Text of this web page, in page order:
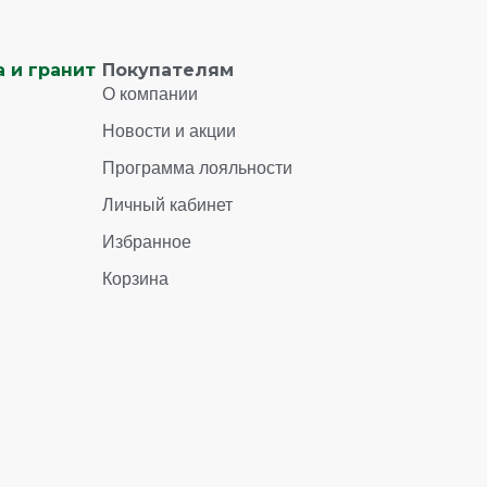
и гранит Покупателям
О компании
Новости и акции
Программа лояльности
Личный кабинет
Избранное
Корзина